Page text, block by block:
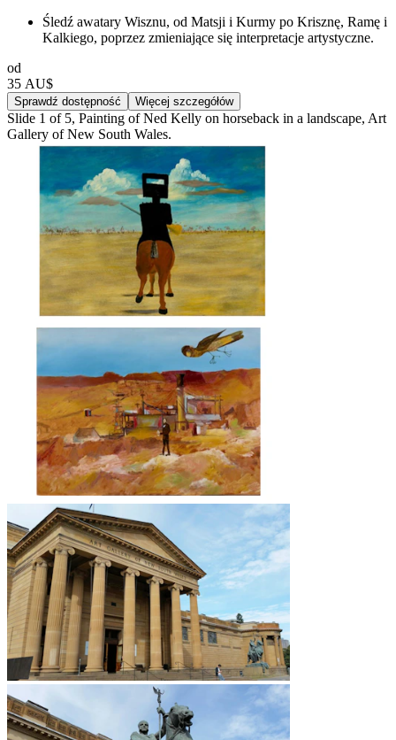
Śledź awatary Wisznu, od Matsji i Kurmy po Krisznę, Ramę i
Kalkiego, poprzez zmieniające się interpretacje artystyczne.
od
35 AU$
Sprawdź dostępność Więcej szczegółów
Slide 1 of 5, Painting of Ned Kelly on horseback in a landscape, Art
Gallery of New South Wales.